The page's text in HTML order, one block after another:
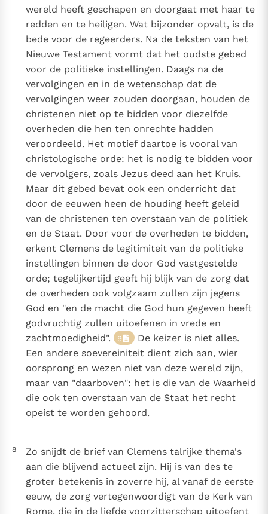
wereld heeft geschapen en doorgaat met haar te
redden en te heiligen. Wat bijzonder opvalt, is de
bede voor de regeerders. Na de teksten van het
Nieuwe Testament vormt dat het oudste gebed
voor de politieke instellingen. Daags na de
vervolgingen en in de wetenschap dat de
vervolgingen weer zouden doorgaan, houden de
christenen niet op te bidden voor diezelfde
overheden die hen ten onrechte hadden
veroordeeld. Het motief daartoe is vooral van
christologische orde: het is nodig te bidden voor
de vervolgers, zoals Jezus deed aan het Kruis.
Maar dit gebed bevat ook een onderricht dat
door de eeuwen heen de houding heeft geleid
van de christenen ten overstaan van de politiek
en de Staat. Door voor de overheden te bidden,
erkent Clemens de legitimiteit van de politieke
instellingen binnen de door God vastgestelde
orde; tegelijkertijd geeft hij blijk van de zorg dat
de overheden ook volgzaam zullen zijn jegens
God en "en de macht die God hun gegeven heeft
godvruchtig zullen uitoefenen in vrede en
zachtmoedigheid".
9
De keizer is niet alles.
Een andere soevereiniteit dient zich aan, wier
oorsprong en wezen niet van deze wereld zijn,
maar van "daarboven": het is die van de Waarheid
die ook ten overstaan van de Staat het recht
opeist te worden gehoord.
8
Zo snijdt de brief van Clemens talrijke thema's
aan die blijvend actueel zijn. Hij is van des te
groter betekenis in zoverre hij, al vanaf de eerste
eeuw, de zorg vertegenwoordigt van de Kerk van
Rome, die in de liefde voorzitterschap uitoefent